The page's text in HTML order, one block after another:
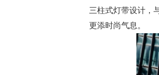
三柱式灯带设计，
更添时尚气息。